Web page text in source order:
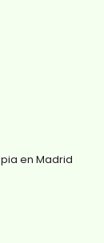
en Madrid